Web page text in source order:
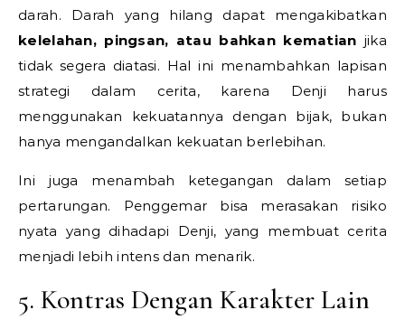
darah. Darah yang hilang dapat mengakibatkan
kelelahan, pingsan, atau bahkan kematian jika
tidak segera diatasi. Hal ini menambahkan lapisan
strategi dalam cerita, karena Denji harus
menggunakan kekuatannya dengan bijak, bukan
hanya mengandalkan kekuatan berlebihan.
Ini juga menambah ketegangan dalam setiap
pertarungan. Penggemar bisa merasakan risiko
nyata yang dihadapi Denji, yang membuat cerita
menjadi lebih intens dan menarik.
5. Kontras Dengan Karakter Lain